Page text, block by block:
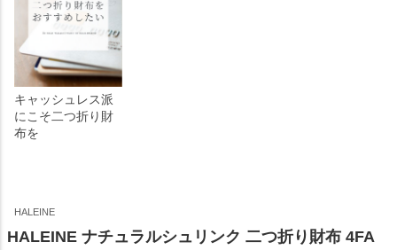
キャッシュレス派
にこそ二つ折り財
布を
HALEINE
HALEINE ナチュラルシュリンク 二つ折り財布 4FA